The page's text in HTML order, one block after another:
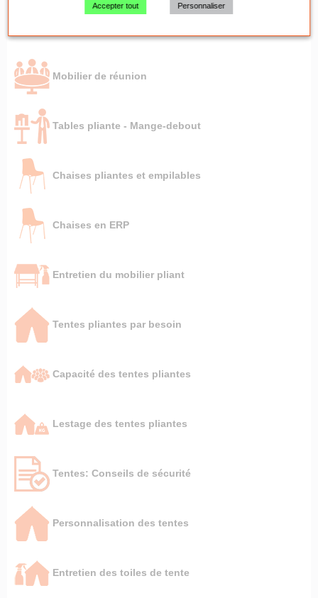
Mobilier de réunion
Tables pliante - Mange-debout
Chaises pliantes et empilables
Chaises en ERP
Entretien du mobilier pliant
Tentes pliantes par besoin
Capacité des tentes pliantes
Lestage des tentes pliantes
Tentes: Conseils de sécurité
Personnalisation des tentes
Entretien des toiles de tente
Accepter tout Personnaliser